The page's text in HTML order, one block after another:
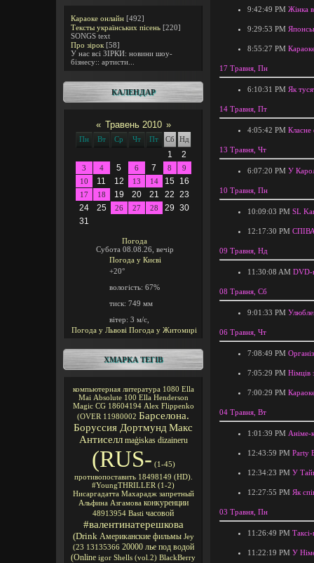
Караоке онлайн [492]
Тексты українських пісень [220]
SONGS text
Про зірок [58]
У нас всі ЗІРКИ: новини шоу-
бізнесу:: артисти...
КАЛЕНДАР
« Травень 2010 »
Пн Вт Ср Чт Пт Сб Нд
1 2
3 4 5 6 7 8
9
10
11 12 13 14 15 16
17 18 19 20 21 22 23
24
25 26 27 28 29 30
31
Погода
Субота 08.08.26, вечір
Погода у Києві
+20°
вологість: 67%
тиск: 749 мм
вітер: 3 м/с,
Погода у Львові Погода у Житомирі
ХМАРКА ТЕГІВ
компьютерная литература 1080 Ella
Mai Absolute 100 Ella Henderson
Magic CG 18604194 Alex Flippenko
(OVER 11980002 Барселона.
Боруссия Дортмунд Макс
Антиселл maģiskas dizaineru
(RUS- (1-45)
противопоставить 18498149 (HD).
#YoungTHRILLER (1-2)
Нисаргадатта Махарадж запретный
Альфина Азгамова конкуренции
48913954 Basti часовой
#валентинатерешкова
(Drink Американские фильмы Jey
(23 13135366 20000 лье под водой
(Online igor Shells (vol.2) BlackBerry
9:42:49 PM Жінка
9:29:53 PM
8:55:27 PM
17 Травня, Пн
6:10:31 PM Як
14 Травня, Пт
4:05:42 PM Класне
13 Травня, Чт
6:07:20 PM У
10 Травня, Пн
10:09:03 PM SL
12:17:30 PM
09 Травня, Нд
11:30:08 AM DVD-
08 Травня, Сб
9:01:33 PM
06 Травня, Чт
7:08:49 PM
7:05:29 PM Німців
7:00:29 PM
04 Травня, Вт
1:01:39 PM Аніме-
12:43:59 PM Party
12:34:23 PM У
12:27:55 PM Як
03 Травня, Пн
11:26:49 PM
11:22:19 PM У